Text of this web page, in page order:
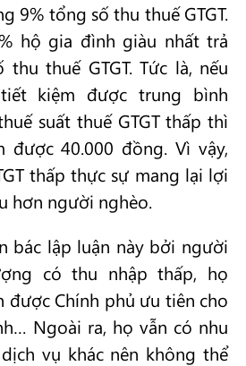
9% tổng số thu thuế GTGT.
hộ gia đình giàu nhất trả
thuế GTGT. Tức là, nếu
kiệm được trung bình
suất thuế GTGT thấp thì
được 40.000 đồng. Vì vậy,
thấp thực sự mang lại lợi
hơn người nghèo.
bác lập luận này bởi người
có thu nhập thấp, họ
được Chính phủ ưu tiên cho
Ngoài ra, họ vẫn có nhu
vụ khác nên không thể